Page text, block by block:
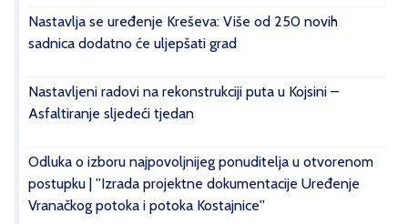
Nastavlja se uređenje Kreševa: Više od 250 novih
sadnica dodatno će uljepšati grad
Nastavljeni radovi na rekonstrukciji puta u Kojsini –
Asfaltiranje sljedeći tjedan
Odluka o izboru najpovoljnijeg ponuditelja u otvorenom
postupku | ''Izrada projektne dokumentacije Uređenje
Vranačkog potoka i potoka Kostajnice''